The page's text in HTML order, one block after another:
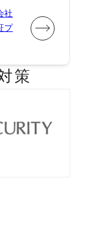
社
プ
策